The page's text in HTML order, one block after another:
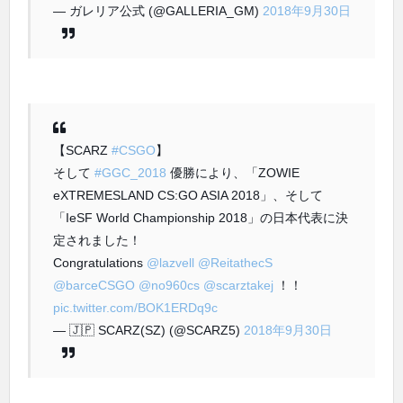
— ガレリア公式 (@GALLERIA_GM) 2018年9月30日
【SCARZ #CSGO】
そして #GGC_2018 優勝により、「ZOWIE
eXTREMESLAND CS:GO ASIA 2018」、そして
「IeSF World Championship 2018」の日本代表に決
定されました！
Congratulations @lazvell @ReitathecS
@barceCSGO @no960cs @scarztakej ！！
pic.twitter.com/BOK1ERDq9c
— 🇯🇵 SCARZ(SZ) (@SCARZ5) 2018年9月30日